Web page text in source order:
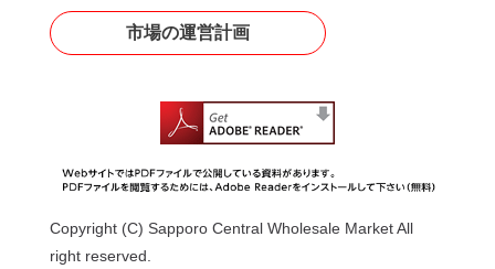
市場の運営計画
Copyright (C) Sapporo Central Wholesale Market All
right reserved.